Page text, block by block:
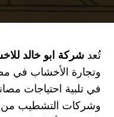
تُعدشركة ابو خالد
في تلبية احتياجات
وشركات التشطيب من